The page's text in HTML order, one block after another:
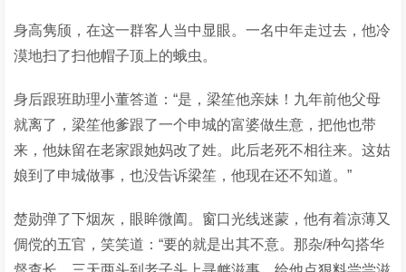
身高隽颀，在这一群客人当中显眼。一名中年走过去，他冷
漠地扫了扫他帽子顶上的蛾虫。
身后跟班助理小董答道：“是，梁笙他亲妹！九年前他父母
就离了，梁笙他爹跟了一个申城的富婆做生意，把他也带
来，他妹留在老家跟她妈改了姓。此后老死不相往来。这姑
娘到了申城做事，也没告诉梁笙，他现在还不知道。”
楚勋弹了下烟灰，眼眸微阖。窗口光线迷蒙，他有着凉薄又
倜傥的五官，笑笑道：“要的就是出其不意。那杂/种勾搭华